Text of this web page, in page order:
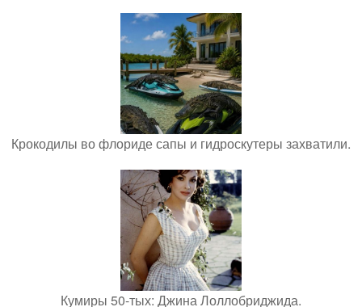
Крокодилы во флориде сапы и гидроскутеры захватили.
Кумиры 50-тых: Джина Лоллобриджида.